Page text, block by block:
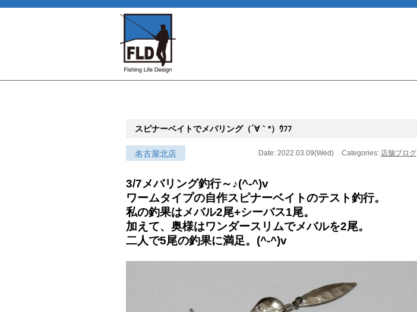
スピナーベイトでメバリング（´∀｀*）ｳﾌﾌ
名古屋北店 Date: 2022.03.09(Wed) Categories: 店舗ブログ
3/7メバリング釣行～♪(^-^)v
ワームタイプの自作スピナーベイトのテスト釣行。
私の釣果はメバル2尾+シーバス1尾。
加えて、奥様はワンダースリムでメバルを2尾。
二人で5尾の釣果に満足。(^-^)v